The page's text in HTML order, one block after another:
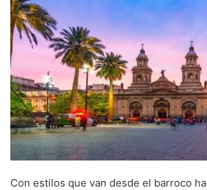
Con estilos que van desde el barroco